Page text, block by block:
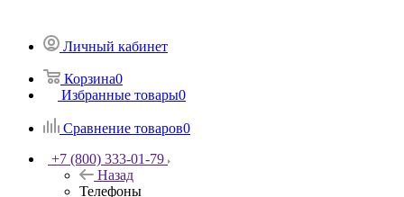
Личный кабинет
Корзина0
Избранные товары0
Сравнение товаров0
+7 (800) 333-01-79
Назад
Телефоны